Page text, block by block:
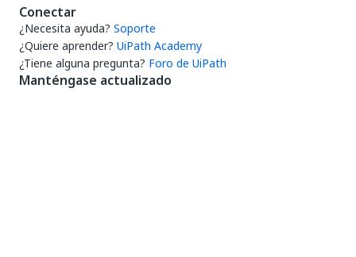
Conectar
¿Necesita ayuda? Soporte
¿Quiere aprender? UiPath Academy
¿Tiene alguna pregunta? Foro de UiPath
Manténgase actualizado